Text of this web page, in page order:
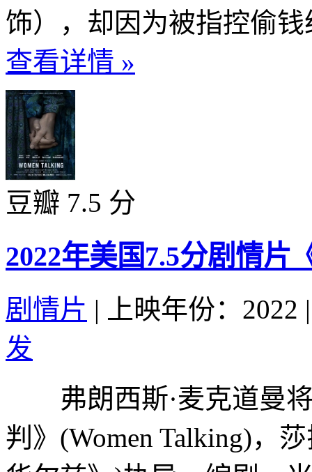
饰），却因为被指控偷
查看详情 »
豆瓣 7.5 分
2022年美国7.5分剧情片
剧情片 | 上映年份：2022 |
发
弗朗西斯·麦克道曼将
判》(Women Talking)，